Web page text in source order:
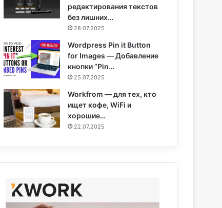
редактирования текстов
без лишних…
28.07.2025
Wordpress Pin it Button
for Images — Добавление
кнопки “Pin…
25.07.2025
Workfrom — для тех, кто
ищет кофе, WiFi и
хорошие…
22.07.2025